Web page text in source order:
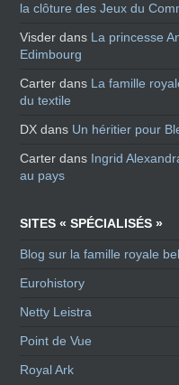
la clôture des Jeux du
Visder dans La princesse
Edimbourg
Carter dans La famille
du textile
DX dans Un héritier pour
Carter dans Ingrid
au pays
SITES « SPÉCIALISÉS »
Blog sur la famille royale
Eurohistory
Netty Leistra
Point de Vue
Royal Ark